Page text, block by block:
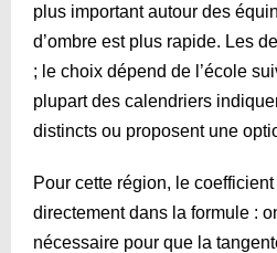
plus important autour des
d’ombre est plus rapide. Les
; le choix dépend de l’école
plupart des calendriers
distincts ou proposent une
Pour cette région, le
directement dans la formule :
nécessaire pour que la